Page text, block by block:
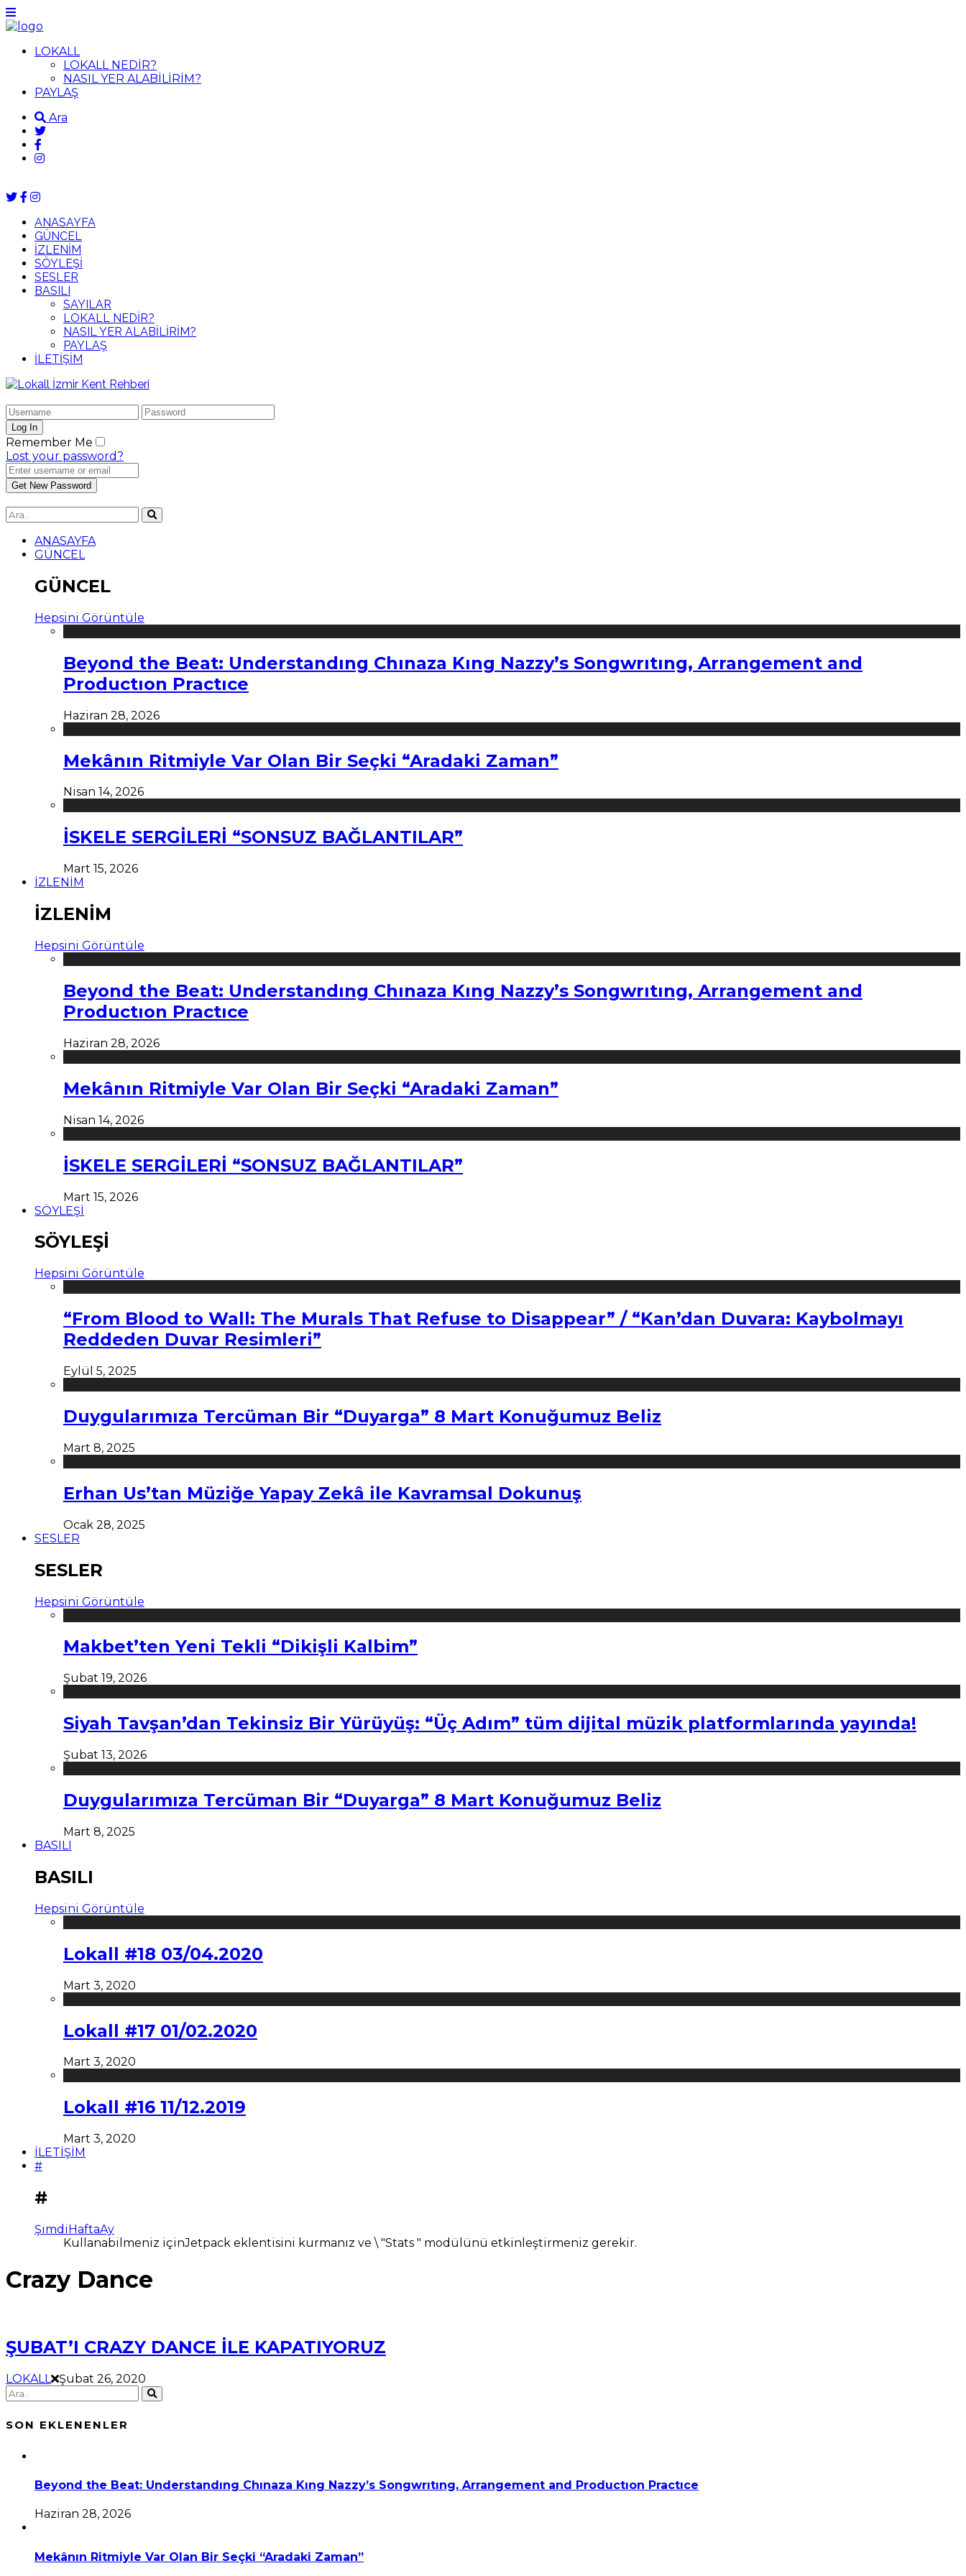
LOKALL
LOKALL NEDİR?
NASIL YER ALABİLİRİM?
PAYLAŞ
Ara
ANASAYFA
GÜNCEL
İZLENİM
SÖYLEŞİ
SESLER
BASILI
SAYILAR
LOKALL NEDİR?
NASIL YER ALABİLİRİM?
PAYLAŞ
İLETİŞİM
Remember Me
Lost your password?
ANASAYFA
GÜNCEL
GÜNCEL
Hepsini Görüntüle
Beyond the Beat: Understandıng Chınaza Kıng Nazzy’s Songwrıtıng, Arrangement and
Productıon Practıce
Haziran 28, 2026
Mekânın Ritmiyle Var Olan Bir Seçki “Aradaki Zaman”
Nisan 14, 2026
İSKELE SERGİLERİ “SONSUZ BAĞLANTILAR”
Mart 15, 2026
İZLENİM
İZLENİM
Hepsini Görüntüle
Beyond the Beat: Understandıng Chınaza Kıng Nazzy’s Songwrıtıng, Arrangement and
Productıon Practıce
Haziran 28, 2026
Mekânın Ritmiyle Var Olan Bir Seçki “Aradaki Zaman”
Nisan 14, 2026
İSKELE SERGİLERİ “SONSUZ BAĞLANTILAR”
Mart 15, 2026
SÖYLEŞİ
SÖYLEŞİ
Hepsini Görüntüle
“From Blood to Wall: The Murals That Refuse to Disappear” / “Kan’dan Duvara: Kaybolmayı
Reddeden Duvar Resimleri”
Eylül 5, 2025
Duygularımıza Tercüman Bir “Duyarga” 8 Mart Konuğumuz Beliz
Mart 8, 2025
Erhan Us’tan Müziğe Yapay Zekâ ile Kavramsal Dokunuş
Ocak 28, 2025
SESLER
SESLER
Hepsini Görüntüle
Makbet’ten Yeni Tekli “Dikişli Kalbim”
Şubat 19, 2026
Siyah Tavşan’dan Tekinsiz Bir Yürüyüş: “Üç Adım” tüm dijital müzik platformlarında yayında!
Şubat 13, 2026
Duygularımıza Tercüman Bir “Duyarga” 8 Mart Konuğumuz Beliz
Mart 8, 2025
BASILI
BASILI
Hepsini Görüntüle
Lokall #18 03/04.2020
Mart 3, 2020
Lokall #17 01/02.2020
Mart 3, 2020
Lokall #16 11/12.2019
Mart 3, 2020
İLETİŞİM
#
#
ŞimdiHaftaAy
Kullanabilmeniz içinJetpack eklentisini kurmanız ve \ "Stats " modülünü etkinleştirmeniz gerekir.
Crazy Dance
ŞUBAT’I CRAZY DANCE İLE KAPATIYORUZ
LOKALL Şubat 26, 2020
SON EKLENENLER
Beyond the Beat: Understandıng Chınaza Kıng Nazzy’s Songwrıtıng, Arrangement and Productıon Practıce
Haziran 28, 2026
Mekânın Ritmiyle Var Olan Bir Seçki “Aradaki Zaman”